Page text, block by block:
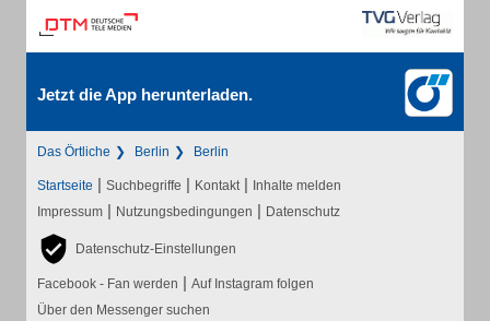
Jetzt die App herunterladen.
Das Örtliche Berlin Berlin
Startseite | Suchbegriffe | Kontakt | Inhalte melden
Impressum | Nutzungsbedingungen | Datenschutz
Datenschutz-Einstellungen
Facebook - Fan werden | Auf Instagram folgen
Über den Messenger suchen